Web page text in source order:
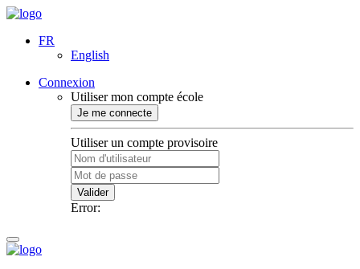
FR
English
Connexion
Utiliser mon compte école
Je me connecte
Utiliser un compte provisoire
Valider
Error: